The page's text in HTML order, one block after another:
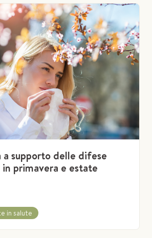
a supporto delle difese
primavera e estate
in salute